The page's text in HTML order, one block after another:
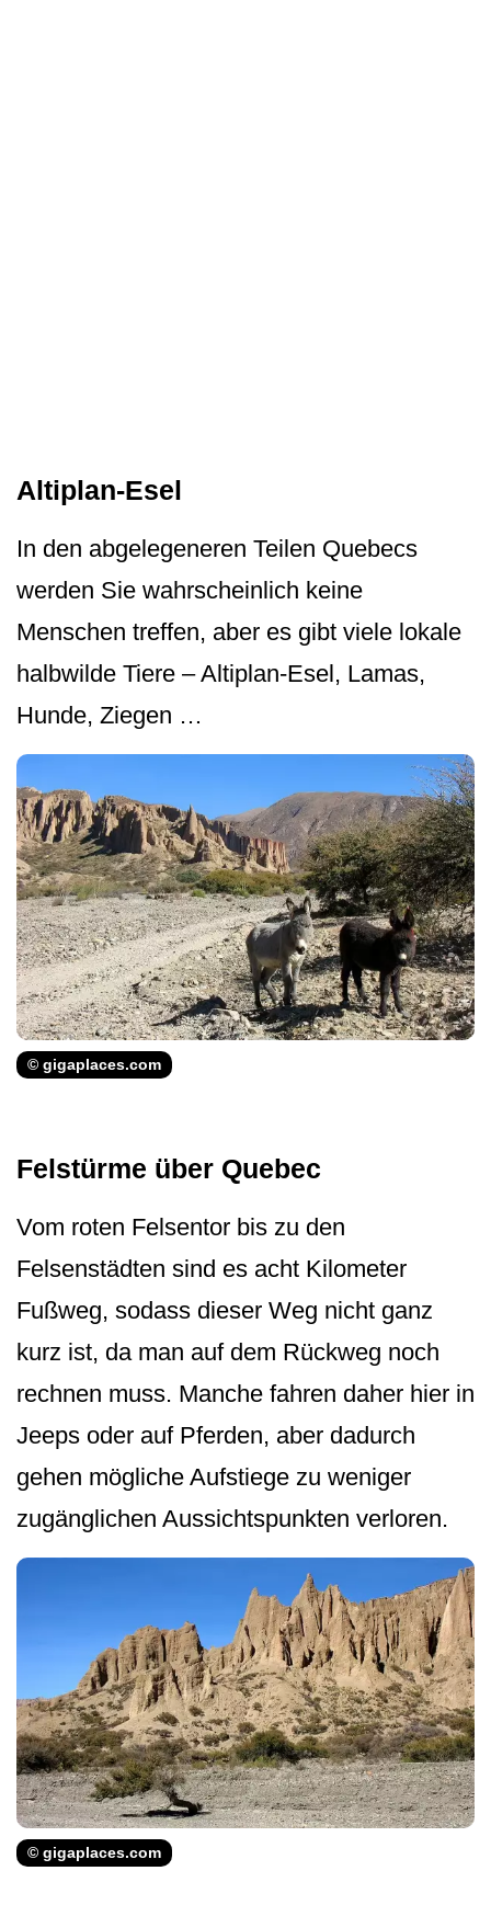
Altiplan-Esel
In den abgelegeneren Teilen Quebecs
werden Sie wahrscheinlich keine
Menschen treffen, aber es gibt viele lokale
halbwilde Tiere – Altiplan-Esel, Lamas,
Hunde, Ziegen …
© gigaplaces.com
Felstürme über Quebec
Vom roten Felsentor bis zu den
Felsenstädten sind es acht Kilometer
Fußweg, sodass dieser Weg nicht ganz
kurz ist, da man auf dem Rückweg noch
rechnen muss. Manche fahren daher hier in
Jeeps oder auf Pferden, aber dadurch
gehen mögliche Aufstiege zu weniger
zugänglichen Aussichtspunkten verloren.
© gigaplaces.com